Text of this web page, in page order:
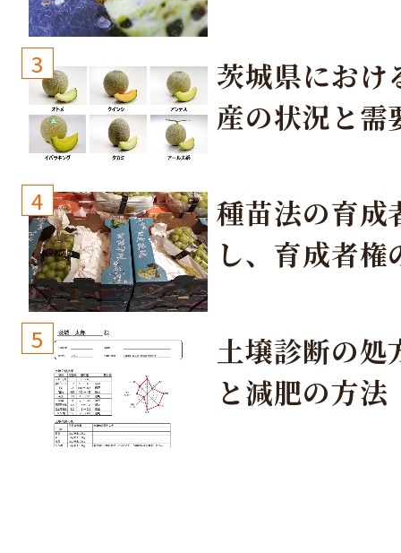
3
茨城県におけ
産の状況と需
4
種苗法の育成
し、育成者権
しょう！
5
土壌診断の処
と減肥の方法